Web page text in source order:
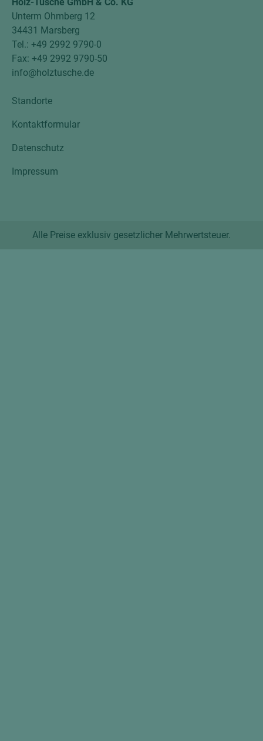
Holz-Tusche GmbH & Co. KG
Unterm Ohmberg 12
34431 Marsberg
Tel.: +49 2992 9790-0
Fax: +49 2992 9790-50
info@holztusche.de
Standorte
Kontaktformular
Datenschutz
Impressum
Alle Preise exklusiv gesetzlicher Mehrwertsteuer.